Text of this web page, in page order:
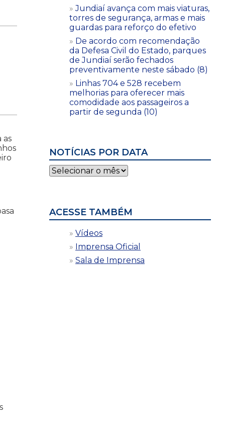
as
Jundiaí avança com mais viaturas,
torres de segurança, armas e mais
guardas para reforço do efetivo
De acordo com recomendação
da Defesa Civil do Estado, parques
de Jundiaí serão fechados
preventivamente neste sábado (8)
Linhas 704 e 528 recebem
melhorias para oferecer mais
comodidade aos passageiros a
partir de segunda (10)
NOTÍCIAS POR DATA
Notícias
por
ACESSE TAMBÉM
Vídeos
Imprensa Oficial
Sala de Imprensa